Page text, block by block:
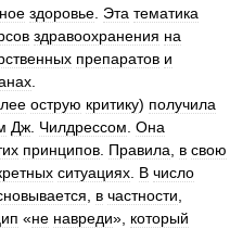
здоровье Эта тематика
здравоохранения на
препаратов и
острую критику) получила
Дж Чилдрессом Она
принципов Правила в свою
ситуациях В число
в частности
«не навреди», который